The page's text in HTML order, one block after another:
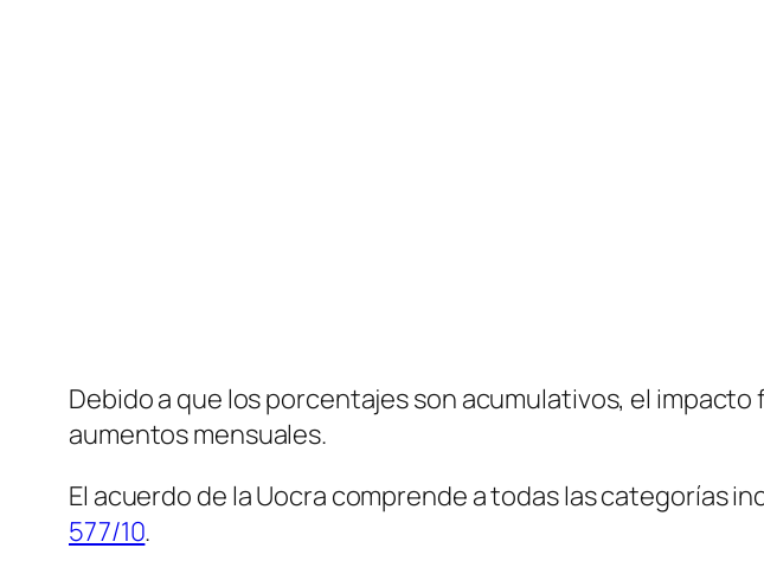
Debido a que los porcentajes son acumulativos, el
aumentos mensuales.
El acuerdo de la Uocra comprende a todas las categorías
577/10.